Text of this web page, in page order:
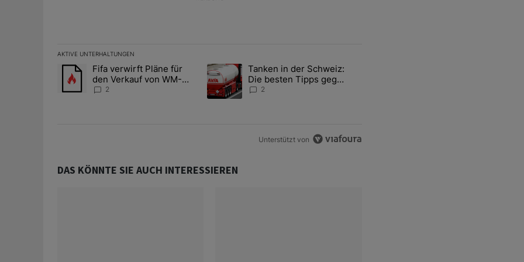
AKTIVE UNTERHALTUNGEN
Das Folgende ist eine Liste der am meisten kommentierten Artikel der letzten 7 days.
Ein Trendartikel mit dem Titel "Fifa verwirft Pläne für den Verkauf von WM-Anteilen" mit 2 kommentare.
Fifa verwirft Pläne für
den Verkauf von WM-
Anteilen
2
Ein Trendartikel mit dem Titel "Tanken in der Schweiz: Die besten Tipps gegen
Tanken in der Schweiz:
Die besten Tipps gegen
teuren Sprit
2
Unterstützt von
DAS KÖNNTE SIE AUCH INTERESSIEREN